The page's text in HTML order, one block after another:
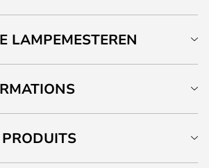
LAMPEMESTEREN